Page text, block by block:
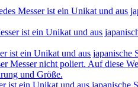
Messer ist ein Unikat und aus
ist ein Unikat und aus
ist ein Unikat und aus japanische
Messer nicht poliert. Auf diese
und Größe.
ein Unikat und aus japanische